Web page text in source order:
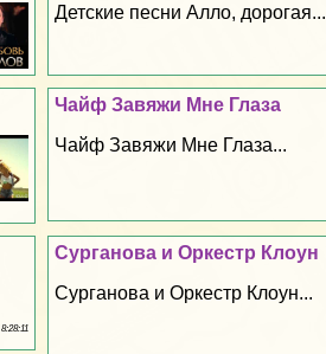
Детские песни Алло, дорогая...
Чайф Завяжи Мне Глаза
Чайф Завяжи Мне Глаза...
Сурганова и Оркестр Клоун
Сурганова и Оркестр Клоун...